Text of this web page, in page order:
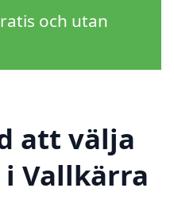
och utan
att välja
Vallkärra